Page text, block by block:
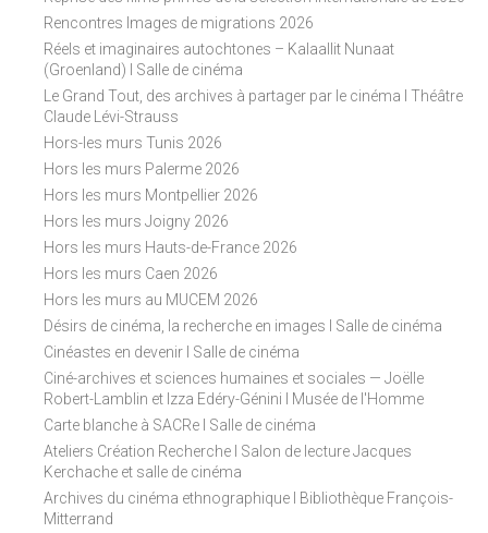
Rencontres Images de migrations 2026
Réels et imaginaires autochtones – Kalaallit Nunaat
(Groenland) I Salle de cinéma
Le Grand Tout, des archives à partager par le cinéma I Théâtre
Claude Lévi-Strauss
Hors-les murs Tunis 2026
Hors les murs Palerme 2026
Hors les murs Montpellier 2026
Hors les murs Joigny 2026
Hors les murs Hauts-de-France 2026
Hors les murs Caen 2026
Hors les murs au MUCEM 2026
Désirs de cinéma, la recherche en images I Salle de cinéma
Cinéastes en devenir I Salle de cinéma
Ciné-archives et sciences humaines et sociales — Joëlle
Robert-Lamblin et Izza Edéry-Génini I Musée de l'Homme
Carte blanche à SACRe I Salle de cinéma
Ateliers Création Recherche I Salon de lecture Jacques
Kerchache et salle de cinéma
Archives du cinéma ethnographique I Bibliothèque François-
Mitterrand